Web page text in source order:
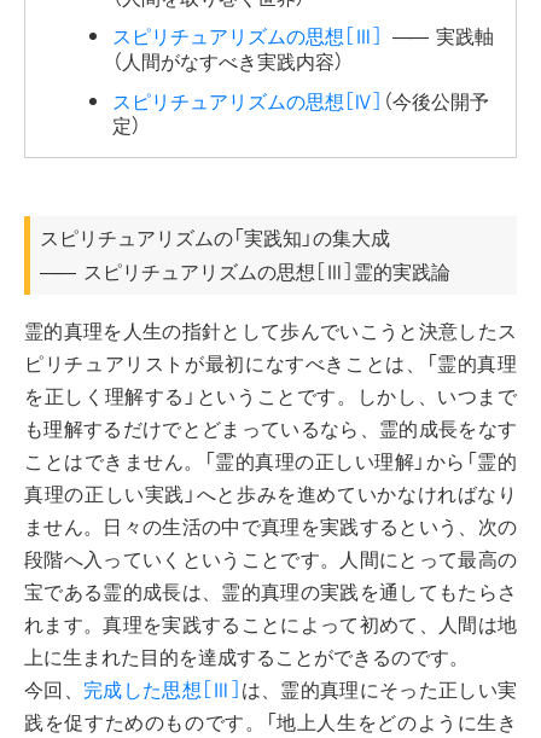
スピリチュアリズムの思想［Ⅲ］
―― 実践軸
（人間がなすべき実践内容）
スピリチュアリズムの思想［Ⅳ］ （今後公開予
定）
スピリチュアリズムの「実践知」の集大成
―― スピリチュアリズムの思想［Ⅲ］霊的実践論
霊的真理を人生の指針として歩んでいこうと決意したス
ピリチュアリストが最初になすべきことは、「霊的真理
を正しく理解する」ということです。しかし、いつまで
も理解するだけでとどまっているなら、霊的成長をなす
ことはできません。「霊的真理の正しい理解」から「霊的
真理の正しい実践」へと歩みを進めていかなければなり
ません。日々の生活の中で真理を実践するという、次の
段階へ入っていくということです。人間にとって最高の
宝である霊的成長は、霊的真理の実践を通してもたらさ
れます。真理を実践することによって初めて、人間は地
上に生まれた目的を達成することができるのです。
今回、 完成した思想［Ⅲ］は、霊的真理にそった正しい実
践を促すためのものです。「地上人生をどのように生き